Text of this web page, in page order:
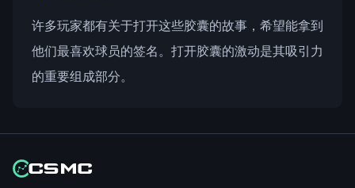
许多玩家都有关于打开这些胶囊的故事，希望能拿到
他们最喜欢球员的签名。打开胶囊的激动是其吸引力
的重要组成部分。